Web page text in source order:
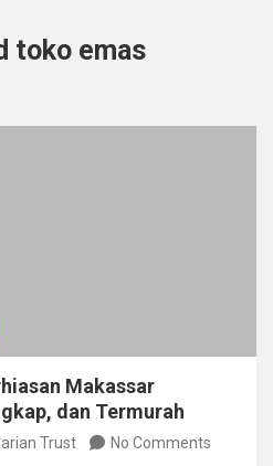
toko emas
Makassar
dan Termurah
Trust No Comments